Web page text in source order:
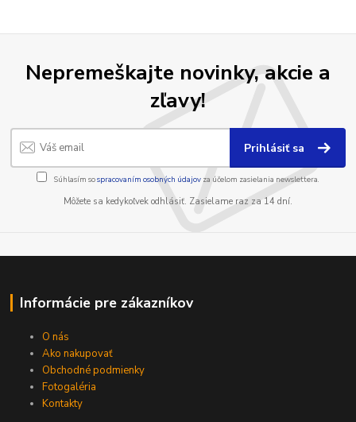
Nepremeškajte novinky, akcie a
zľavy!
Prihlásiť sa
Súhlasím sospracovaním osobných údajov za účelom zasielania newslettera.
Môžete sa kedykoľvek odhlásiť. Zasielame raz za 14 dní.
Informácie pre zákazníkov
O nás
Ako nakupovať
Obchodné podmienky
Fotogaléria
Kontakty